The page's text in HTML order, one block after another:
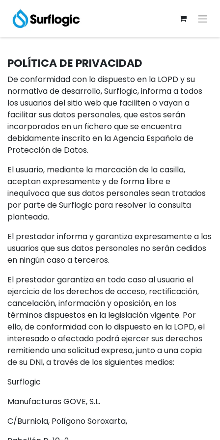
POLÍTICA DE PRIVACIDAD
De conformidad con lo dispuesto en la LOPD y su
normativa de desarrollo, Surflogic, informa a todos
los usuarios del sitio web que faciliten o vayan a
facilitar sus datos personales, que estos serán
incorporados en un fichero que se encuentra
debidamente inscrito en la Agencia Española de
Protección de Datos.
El usuario, mediante la marcación de la casilla,
aceptan expresamente y de forma libre e
inequívoca que sus datos personales sean tratados
por parte de Surflogic para resolver la consulta
planteada.
El prestador informa y garantiza expresamente a los
usuarios que sus datos personales no serán cedidos
en ningún caso a terceros.
El prestador garantiza en todo caso al usuario el
ejercicio de los derechos de acceso, rectificación,
cancelación, información y oposición, en los
términos dispuestos en la legislación vigente. Por
ello, de conformidad con lo dispuesto en la LOPD, el
interesado o afectado podrá ejercer sus derechos
remitiendo una solicitud expresa, junto a una copia
de su DNI, a través de los siguientes medios:
Surflogic
Manufacturas GOVE, S.L.
C/Burniola, Polígono Soroxarta,